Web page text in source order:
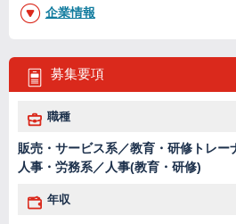
募集要項
職種
販売・サービス系／教育・研修トレー
人事・労務系／人事(教育・研修)
年収
企業情報